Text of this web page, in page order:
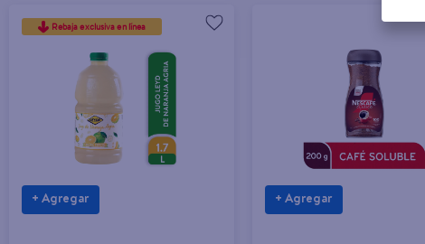
Rebaja exclusiva en línea
+ Agregar + Agregar